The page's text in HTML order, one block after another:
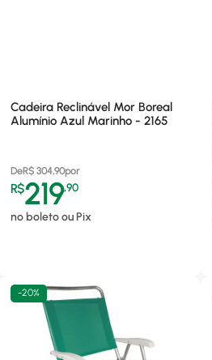
Cadeira Reclinável Mor Boreal
Alumínio Azul Marinho - 2165
DeR$ 304,90por
R$219,90
no boleto ou Pix
-20%